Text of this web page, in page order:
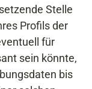
Stelle
Profils der
für
sein könnte,
bis